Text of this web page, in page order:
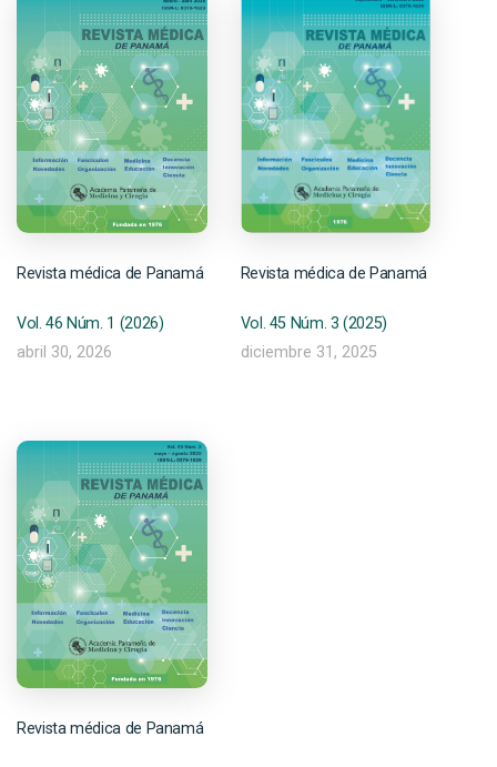
Revista médica de Panamá
Vol. 46 Núm. 1 (2026)
abril 30, 2026
Revista médica de Panamá
Vol. 45 Núm. 3 (2025)
diciembre 31, 2025
Revista médica de Panamá